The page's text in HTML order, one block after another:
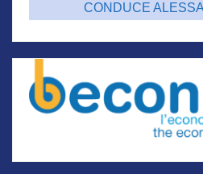
CONDUCE